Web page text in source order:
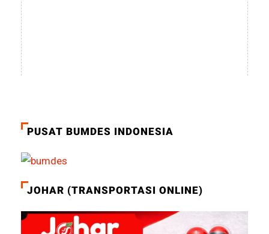
PUSAT BUMDES INDONESIA
JOHAR (TRANSPORTASI ONLINE)